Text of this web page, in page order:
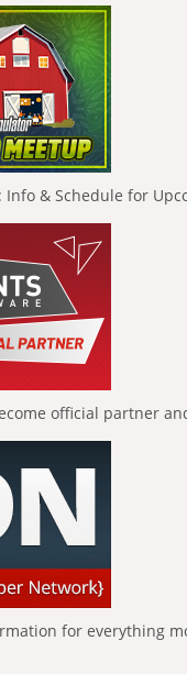
& Schedule for
official partner
for everything